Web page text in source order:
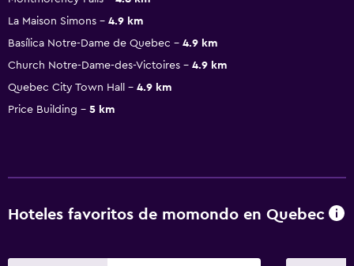
La Maison Simons
4.9 km
Basílica Notre-Dame de Quebec
4.9 km
Church Notre-Dame-des-Victoires
4.9 km
Quebec City Town Hall
4.9 km
Price Building
5 km
Hoteles favoritos de momondo en Quebec